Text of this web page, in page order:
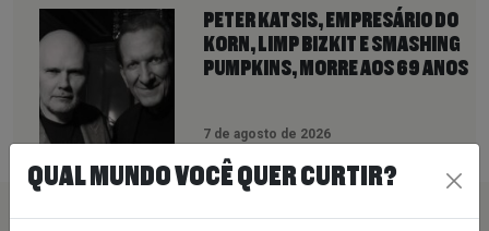
PETER KATSIS, EMPRESÁRIO DO
KORN, LIMP BIZKIT E SMASHING
PUMPKINS, MORRE AOS 69 ANOS
7 de agosto de 2026
QUAL MUNDO VOCÊ QUER CURTIR?